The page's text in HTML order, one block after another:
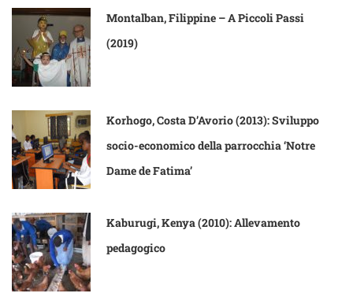
Montalban, Filippine – A Piccoli Passi
(2019)
Korhogo, Costa D’Avorio (2013): Sviluppo
socio-economico della parrocchia ‘Notre
Dame de Fatima’
Kaburugi, Kenya (2010): Allevamento
pedagogico